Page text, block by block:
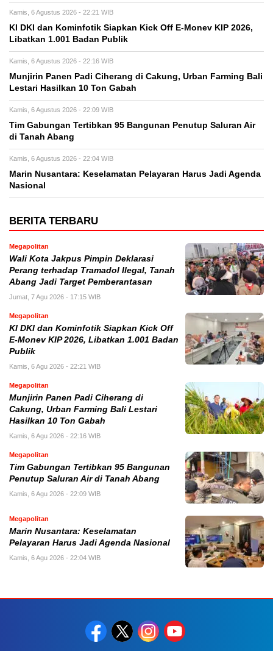
Kamis, 6 Agustus 2026 - 22:21 WIB
KI DKI dan Kominfotik Siapkan Kick Off E-Monev KIP 2026,
Libatkan 1.001 Badan Publik
Kamis, 6 Agustus 2026 - 22:16 WIB
Munjirin Panen Padi Ciherang di Cakung, Urban Farming Bali
Lestari Hasilkan 10 Ton Gabah
Kamis, 6 Agustus 2026 - 22:09 WIB
Tim Gabungan Tertibkan 95 Bangunan Penutup Saluran Air
di Tanah Abang
Kamis, 6 Agustus 2026 - 22:04 WIB
Marin Nusantara: Keselamatan Pelayaran Harus Jadi Agenda
Nasional
BERITA TERBARU
Megapolitan
Wali Kota Jakpus Pimpin Deklarasi
Perang terhadap Tramadol Ilegal, Tanah
Abang Jadi Target Pemberantasan
Jumat, 7 Agu 2026 - 17:15 WIB
Megapolitan
KI DKI dan Kominfotik Siapkan Kick Off
E-Monev KIP 2026, Libatkan 1.001 Badan
Publik
Kamis, 6 Agu 2026 - 22:21 WIB
Megapolitan
Munjirin Panen Padi Ciherang di
Cakung, Urban Farming Bali Lestari
Hasilkan 10 Ton Gabah
Kamis, 6 Agu 2026 - 22:16 WIB
Megapolitan
Tim Gabungan Tertibkan 95 Bangunan
Penutup Saluran Air di Tanah Abang
Kamis, 6 Agu 2026 - 22:09 WIB
Megapolitan
Marin Nusantara: Keselamatan
Pelayaran Harus Jadi Agenda Nasional
Kamis, 6 Agu 2026 - 22:04 WIB